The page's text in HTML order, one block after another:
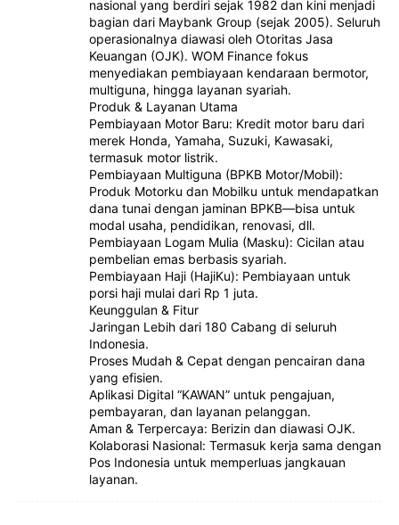
nasional yang berdiri sejak 1982 dan kini menjadi
bagian dari Maybank Group (sejak 2005). Seluruh
operasionalnya diawasi oleh Otoritas Jasa
Keuangan (OJK). WOM Finance fokus
menyediakan pembiayaan kendaraan bermotor,
multiguna, hingga layanan syariah.
Produk & Layanan Utama
Pembiayaan Motor Baru: Kredit motor baru dari
merek Honda, Yamaha, Suzuki, Kawasaki,
termasuk motor listrik.
Pembiayaan Multiguna (BPKB Motor/Mobil):
Produk Motorku dan Mobilku untuk mendapatkan
dana tunai dengan jaminan BPKB—bisa untuk
modal usaha, pendidikan, renovasi, dll.
Pembiayaan Logam Mulia (Masku): Cicilan atau
pembelian emas berbasis syariah.
Pembiayaan Haji (HajiKu): Pembiayaan untuk
porsi haji mulai dari Rp 1 juta.
Keunggulan & Fitur
Jaringan Lebih dari 180 Cabang di seluruh
Indonesia.
Proses Mudah & Cepat dengan pencairan dana
yang efisien.
Aplikasi Digital “KAWAN” untuk pengajuan,
pembayaran, dan layanan pelanggan.
Aman & Terpercaya: Berizin dan diawasi OJK.
Kolaborasi Nasional: Termasuk kerja sama dengan
Pos Indonesia untuk memperluas jangkauan
layanan.